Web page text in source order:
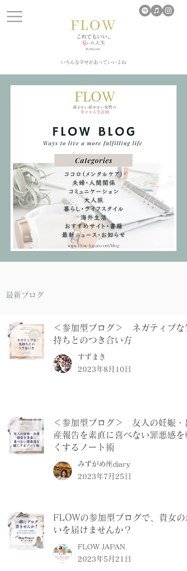
​いろんな幸せがあっていいよね
最新ブログ
＜参加型ブログ＞ ネガティブな
持ちとのつき合い方
すずまき
2023年8月10日
＜参加型ブログ＞ 友人の妊娠・
産報告を素直に喜べない罪悪感を
くするノート術
みずがめ座diary
2023年7月25日
FLOWの参加型ブログで、貴女の
いを届けませんか？
FLOW JAPAN
2023年5月21日